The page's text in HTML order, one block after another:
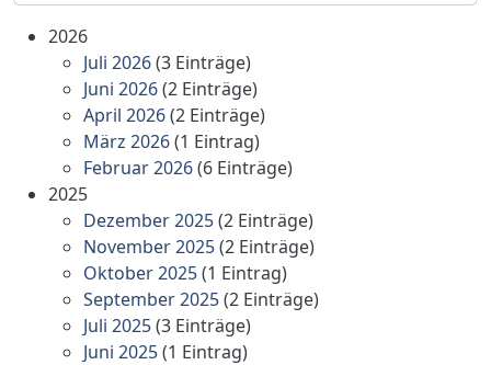
2026
Juli 2026(3 Einträge)
Juni 2026(2 Einträge)
April 2026(2 Einträge)
März 2026(1 Eintrag)
Februar 2026(6 Einträge)
2025
Dezember 2025(2 Einträge)
November 2025(2 Einträge)
Oktober 2025(1 Eintrag)
September 2025(2 Einträge)
Juli 2025(3 Einträge)
Juni 2025(1 Eintrag)